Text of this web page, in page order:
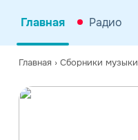
Главная Радио
Главная › Сборники музыки